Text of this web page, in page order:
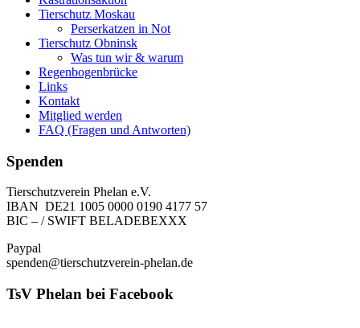
Tierschutz Moskau
Perserkatzen in Not
Tierschutz Obninsk
Was tun wir & warum
Regenbogenbrücke
Links
Kontakt
Mitglied werden
FAQ (Fragen und Antworten)
Spenden
Tierschutzverein Phelan e.V.
IBAN DE21 1005 0000 0190 4177 57
BIC – / SWIFT BELADEBEXXX
Paypal
spenden@tierschutzverein-phelan.de
TsV Phelan bei Facebook